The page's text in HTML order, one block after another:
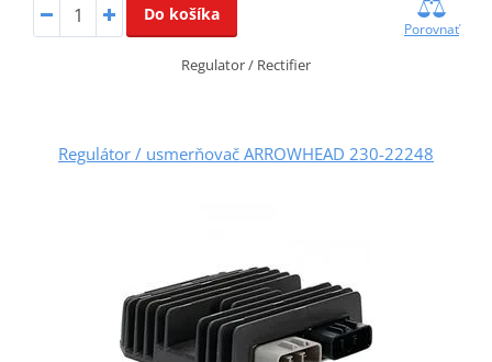
Do košíka
Porovnať
Regulator / Rectifier
Regulátor / usmerňovač ARROWHEAD 230-22248